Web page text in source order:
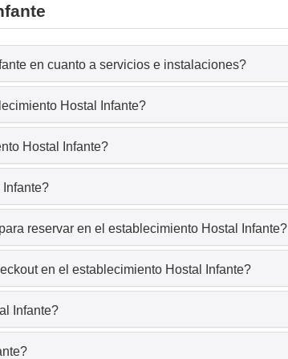
en cuanto a servicios e instalaciones?
Hostal Infante?
Hostal Infante?
reservar en el establecimiento Hostal Infante?
en el establecimiento Hostal Infante?
Infante?